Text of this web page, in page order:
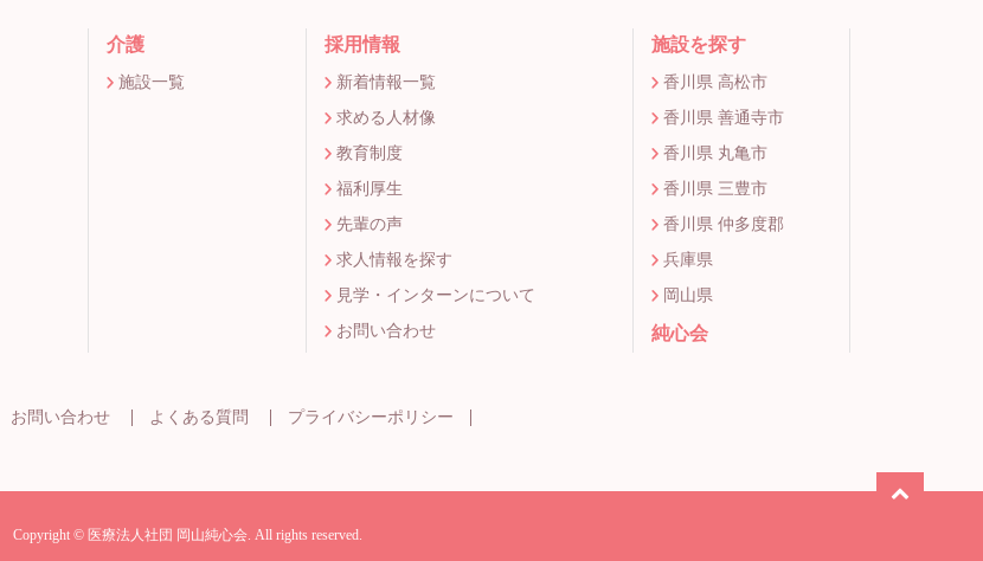
介護
施設一覧
採用情報
新着情報一覧
求める人材像
教育制度
福利厚生
先輩の声
求人情報を探す
見学・インターンについて
お問い合わせ
施設を探す
香川県 高松市
香川県 善通寺市
香川県 丸亀市
香川県 三豊市
香川県 仲多度郡
兵庫県
岡山県
純心会
お問い合わせ よくある質問 プライバシーポリシー
Copyright © 医療法人社団 岡山純心会. All rights reserved.